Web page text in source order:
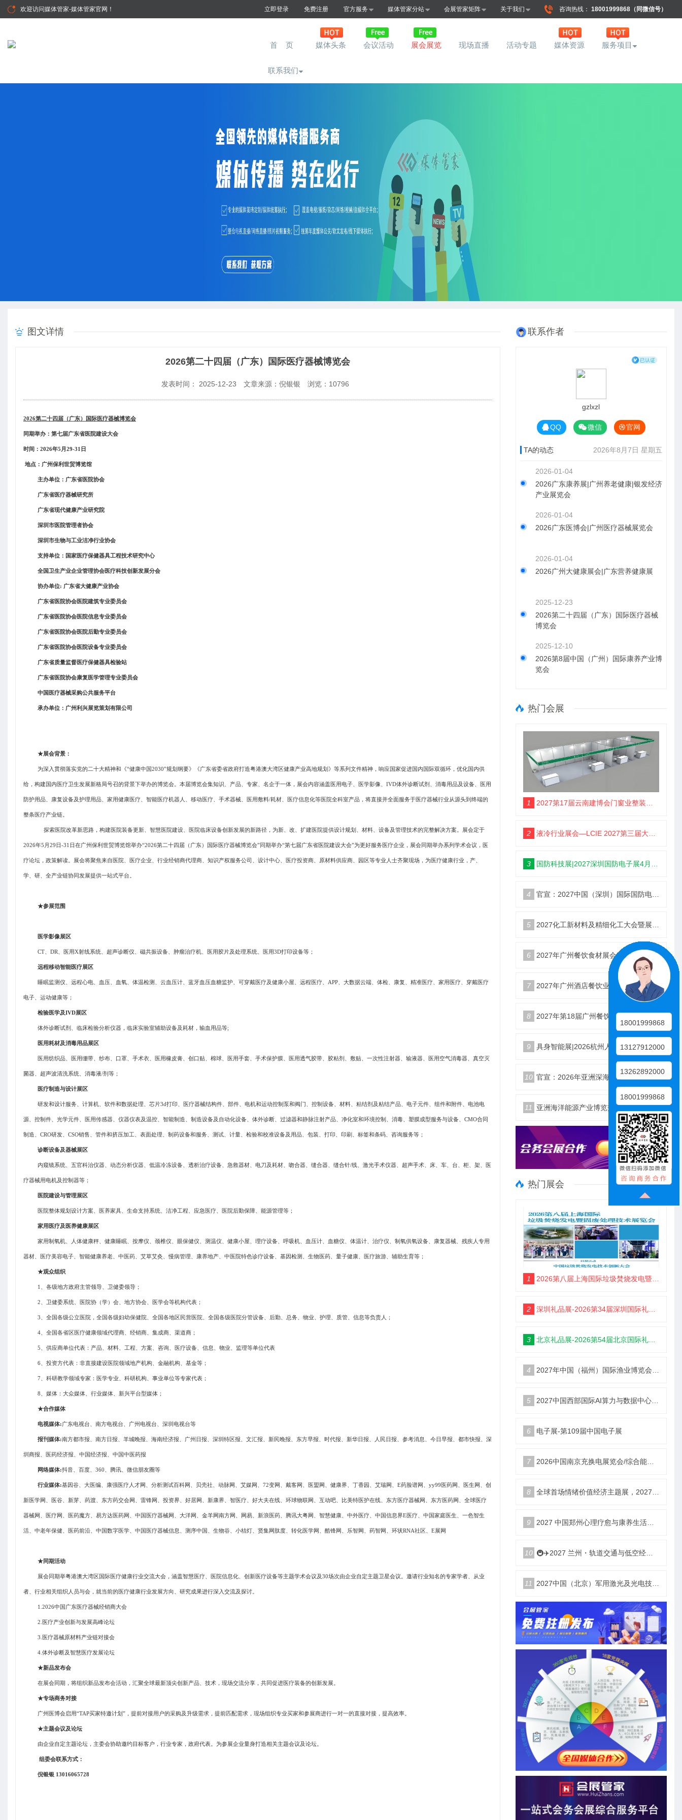
欢迎访问媒体管家-媒体管家官网 ！ 立即登录 免费注册 官方服务 媒体管家分站 会展管家矩阵 关于我们 咨询热线： 18001999868（同微信号）
首 页 媒体头条 会议活动 展会展览 现场直播 活动专题 媒体资源 服务项目
联系我们
图文详情
2026第二十四届（广东）国际医疗器械博览会
发表时间： 2025-12-23 文章来源：倪银银 浏览： 10796
2026第二十四届（广东）国际医疗器械博览会
同期举办：第七届广东省医院建设大会
时间： 2026年5月29-31日
地点：广州保利世贸博览馆
主办单位：广东省医院协会
广东省医疗器械研究所
广东省现代健康产业研究院
深圳市医院管理者协会
深圳市生物与工业洁净行业协会
支持单位：国家医疗保健器具工程技术研究中心
全国卫生产业企业管理协会医疗科技创新发展分会
协办单位: 广东省大健康产业协会
广东省医院协会医院建筑专业委员会
广东省医院协会医院信息专业委员会
广东省医院协会医院后勤专业委员会
广东省医院协会医院设备专业委员会
广东省质量监督医疗保健器具检验站
广东省医院协会康复医学管理专业委员会
中国医疗器械采购公共服务平台
承办单位：广州利兴展览策划有限公司
★展会背景：
为深入贯彻落实党的二十大精神和《“健康中国2030”规划纲要》《广东省委省政府打造粤港澳大湾区健康产业高地规划》等系列文件精神，响应国家促进国内国际双循环，优化国内供
给，构建国内医疗卫生发展新格局号召的背景下举办的博览会。本届博览会集知识、产品、专家、名企于一体，展会内容涵盖医用电子、医学影像、IVD体外诊断试剂、消毒用品及设备、医用
防护用品、康复设备及护理用品、家用健康医疗、智能医疗机器人、移动医疗、手术器械、医用敷料/耗材、医疗信息化等医院全科室产品，将直接并全面服务于医疗器械行业从源头到终端的
整条医疗产业链。
探索医院改革新思路，构建医院装备更新、智慧医院建设、医院临床设备创新发展的新路径，为新、改、扩建医院提供设计规划、材料、设备及管理技术的完整解决方案。展会定于
2026年5 月29日-31 日在广州保利世贸博览馆举办“2026第二十四届（广东）国际医疗器械博览会”同期举办“第七届广东省医院建设大会”为更好服务医疗企业，展会同期举办系列学术会议，医
疗论坛，政策解读。展会将聚焦来自医院、医疗企业、行业经销商代理商、知识产权服务公司、设计中心、医疗投资商、原材料供应商、园区等专业人士齐聚现场，为医疗健康行业，产、
学、研、全产业链协同发展提供一站式平台。
★参展范围
医学影像展区
CT、DR、医用X射线系统、超声诊断仪、磁共振设备、肿瘤治疗机、医用胶片及处理系统、医用3D打印设备等；
远程移动智能医疗展区
睡眠监测仪、远程心电、血压、血氧、体温检测、云血压计、蓝牙血压血糖监护、可穿戴医疗及健康小屋、远程医疗、 APP、大数据云端、体检、康复、精准医疗、家用医疗、穿戴医疗
电子、运动健康等；
检验医学及IVD展区
体外诊断试剂、临床检验分析仪器，临床实验室辅助设备及耗材，输血用品等;
医用耗材及消毒用品展区
医用纺织品、医用绷带、纱布、口罩、手术衣、医用橡皮膏、创口贴、棉球、医用手套、手术保护膜、医用透气胶带、胶粘剂、敷贴、一次性注射器、输液器、医用空气消毒器、真空灭
菌器、超声波清洗系统、消毒液/剂等；
医疗制造与设计展区
研发和设计服务、计算机、软件和数据处理、芯片3d打印、医疗器械结构件、部件、电机和运动控制泵和阀门、控制设备、材料、粘结剂及粘结产品、电子元件、组件和附件、电池电
源、控制件、光学元件、医用传感器、仪器仪表及温控、智能制造、制造设备及自动化设备、体外诊断、过滤器和静脉注射产品、净化室和环境控制、消毒、塑膜成型服务与设备、CMO合同
制造、CRO研发、CSO销售、管件和挤压加工、表面处理、制药设备和服务、测试、计量、检验和校准设备及用品、包装、打印、印刷、标签和条码、咨询服务等；
诊断设备及器械展区
内窥镜系统、五官科治仪器、动态分析仪器、低温冷冻设备、透析治疗设备、急救器材、电刀及耗材、吻合器、缝合器、缝合针/线、激光手术仪器、超声手术、床、车、台、柜、架、医
疗器械用电机及控制器等；
医院建设与管理展区
医院整体规划设计方案、医养家具、生命支持系统、洁净工程、应急医疗、医院后勤保障、能源管理等；
家用医疗及医养健康展区
家用制氧机、人体健康秤、健康睡眠、按摩仪、颈椎仪、眼保健仪、测温仪、健康小屋、理疗设备、呼吸机、血压计、血糖仪、体温计、治疗仪、制氧供氧设备、康复器械、残疾人专用
器材、医疗美容电子、智能健康养老、中医药、艾草艾灸、慢病管理、康养地产、中医院特色诊疗设备、基因检测、生物医药、量子健康、医疗旅游、辅助生育等；
★观众组织
1、各级地方政府主管领导、卫健委领导；
2、卫健委系统、医院协（学）会、地方协会、医学会等机构代表；
3、全国各级公立医院，全国各级妇幼保健院、全国各地区民营医院、全国各级医院分管设备、后勤、总务、物业、护理、质管、信息等负责人；
4、全国各省区医疗健康领域代理商、经销商、集成商、渠道商；
5、供应商单位代表：产品、材料、工程、方案、咨询、医疗设备、信息、物业、监理等单位代表
6、投资方代表：非直接建设医院领域地产机构、金融机构、基金等；
7、科研教学领域专家：医学专业、科研机构、事业单位等专家代表；
8、媒体：大众媒体、行业媒体、新兴平台型媒体；
★合作媒体
电视媒体:广东电视台、南方电视台、广州电视台、深圳电视台等
报刊媒体:南方都市报、南方日报、羊城晚报、海南经济报、广州日报、深圳特区报、文汇报、新民晚报、东方早报、时代报、新华日报、人民日报、参考消息、今日早报、都市快报、深
圳商报、医药经济报、中国经济报、中国中医药报
网络媒体:抖音、百度、 360、腾讯、微信朋友圈等
行业媒体:基因谷、大医编、康强医疗人才网、分析测试百科网、贝壳社、动脉网、艾媒网、 72变网、戴客网、医盟网、健康界、丁香园、艾瑞网、E药脸谱网、yy99医药网、医生网、创
新医学网、医谷、新芽、药渡、东方药交会网、雷锋网、投资界、好居网、新康界、智医疗、好大夫在线、环球物联网、互动吧、比美特医护在线、东方医疗器械网、东方医药网、全球医疗
器械网、医疗网、医药魔方、易方达医药网、中国医疗器械网、大洋网、金羊网南方网、网易、新浪医药、腾讯大粤网、智慧健康、中外医疗、中国信息界E医疗、中国家庭医生、一色智生
活、中老年保健、医药前沿、中国数字医学、中国医疗器械信息、测序中国、生物谷、小桔灯、贤集网肽度、转化医学网、酷锋网、乐智网、药智网、环状RNA社区、E展网
★同期活动
展会同期举粤港澳大湾区国际医疗健康行业交流大会，涵盖智慧医疗、医院信息化、创新医疗设备等主题学术会议及30场次由企业自定主题卫星会议。邀请行业知名的专家学者、从业
者、行业相关组织人员与会，就当前的医疗健康行业发展方向、研究成果进行深入交流及探讨。
1.2026中国广东医疗器械经销商大会
2.医疗产业创新与发展高峰论坛
3.医疗器械原材料产业链对接会
4.体外诊断及智慧医疗发展论坛
★新品发布会
在展会同期，将组织新品发布会活动，汇聚全球最新顶尖创新产品、技术，现场交流分享，共同促进医疗装备的创新发展。
★专场商务对接
广州医博会启用“TAP买家特邀计划”，提前对接用户的采购及升级需求，提前匹配需求，现场组织专业买家和参展商进行一对一的直接对接，提高效率。
★主题会议及论坛
由企业自定主题论坛，主委会协助邀约目标客户，行业专家，政府代表。为参展企业量身打造相关主题会议及论坛。
组委会联系方式：
倪银银 13016065728
联系作者
gzlxzl
QQ 微信 官网
TA的动态 2026年8月7日 星期五
2026-01-04
2026广东康养展|广州养老健康|银发经济
产业展览会
2026-01-04
2026广东医博会|广州医疗器械展览会
2026-01-04
2026广州大健康展会|广东营养健康展
2025-12-23
2026第二十四届（广东）国际医疗器械
博览会
2025-12-10
2026第8届中国（广州）国际康养产业博
览会
热门会展
1 2027第17届云南建博会门窗业整装定制智能家居卫浴建材展会
2 液冷行业展会—LCIE 2027第三届大湾区国际液冷产业大会暨展览会（深圳）
3 国防科技展|2027深圳国防电子展4月9日启幕
4 官宣：2027中国（深圳）国际国防电子博览会
5 2027化工新材料及精细化工大会暨展览会定档苏州
6 2027年广州餐饮食材展会5月20日召开
7 2027年广州酒店餐饮业博览会|广州餐博会
8 2027年第18届广州餐饮食材展览会
9 具身智能展|2026杭州人形机器人展|仿生机器人展5月启幕
10 官宣：2026年亚洲深海开发与海底作业装备博览交易会
11 亚洲海洋能源产业博览交易会2026年12月18日举办
热门展会
1 2026第八届上海国际垃圾焚烧发电暨固废处理技术展览会
2 深圳礼品展-2026第34届深圳国际礼品及家居用品展览会
3 北京礼品展-2026第54届北京国际礼品、赠品及家庭用品展览会
4 2027年中国（福州）国际渔业博览会|福州渔博会
5 2027中国西部国际AI算力与数据中心液冷产业展览会
6 电子展-第109届中国电子展
7 2026中国南京充换电展览会/综合能源服务站博览会
8 全球首场情绪价值经济主题展，2027郑州国际情绪价值经济博览会
9 2027 中国郑州心理疗愈与康养生活产业博览会
10 🚇✈️2027 兰州・轨道交通与低空经济展览会即将启幕！
11 2027中国（北京）军用激光及光电技术展览会
18001999868
13127912000
13262892000
18001999868